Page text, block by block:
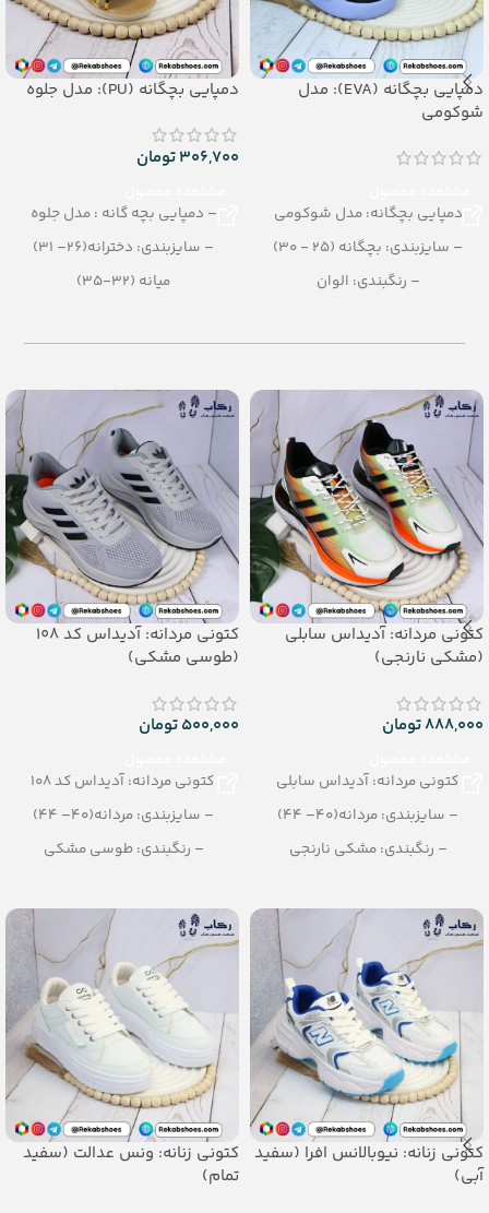
دمپایی بچگانه (EVA): مدل
شوکومی
دمپایی بچگانه: مدل شوکومی
– سایزبندی: بچگانه (25 - 30)
– رنگبندی: الوان
– جنس: evasoft
دمپایی بچگانه (PU): مدل جلوه
306,700تومان
– دمپایی بچه گانه : مدل جلوه
– سایزبندی: دخترانه(26– 31)
میانه (32-35)
– تعداد در کارتن:24 جفت
کتونی مردانه: آدیداس سابلی
(مشکی نارنجی)
888,000تومان
کتونی مردانه: آدیداس سابلی
– سایزبندی: مردانه(40– 44)
– رنگبندی: مشکی نارنجی
کتونی مردانه: آدیداس کد 108
(طوسی مشکی)
500,000تومان
کتونی مردانه: آدیداس کد 108
– سایزبندی: مردانه(40– 44)
– رنگبندی: طوسی مشکی
کتونی زنانه: نیوبالانس افرا (سفید
آبی)
کتونی زنانه: ونس عدالت (سفید
تمام)